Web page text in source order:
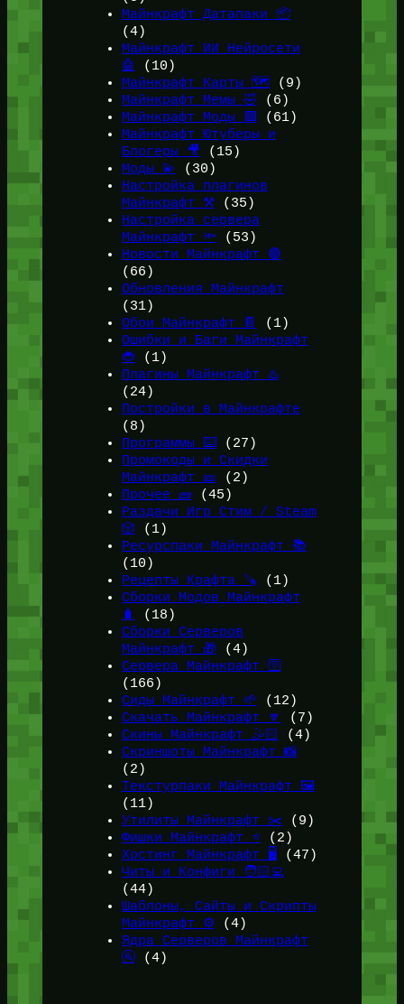
Майнкрафт Датапаки 📦
(4)
Майнкрафт ИИ Нейросети
🤖
(10)
Майнкрафт Карты 🗺️ (9)
Майнкрафт Мемы 🤣 (6)
Майнкрафт Моды 🟩
(61)
Майнкрафт Ютуберы и
Блогеры 🎥
(15)
Моды 💫
(30)
Настройка плагинов
Майнкрафт ⚒️(35)
Настройка сервера
Майнкрафт 🔦 (53)
Новости Майнкрафт 🔴
(66)
Обновления Майнкрафт
(31)
Обои Майнкрафт 📔
(1)
Ошибки и Баги Майнкрафт
🐞(1)
Плагины Майнкрафт ♨️
(24)
Постройки в Майнкрафте
(8)
Программы ⌨️ (27)
Промокоды и Скидки
Майнкрафт 🎫
(2)
Прочее 🧱 (45)
Раздачи Игр Стим / Steam
🎲 (1)
Ресурспаки Майнкрафт 📚
(10)
Рецепты Крафта 🪚 (1)
Сборки Модов Майнкрафт
🧳
(18)
Сборки Серверов
Майнкрафт 🎁 (4)
Сервера Майнкрафт 🛜
(166)
Сиды Майнкрафт 🌱
(12)
Скачать Майнкрафт 🔽
(7)
Скины Майнкрафт 🤹🏻
(4)
Скриншоты Майнкрафт 📸
(2)
Текстурпаки Майнкрафт 🖼️
(11)
Утилиты Майнкрафт ✂️ (9)
Фишки Майнкрафт ⭐(2)
Хостинг Майнкрафт 🖥️ (47)
Читы и Конфиги 🧑🏻‍💻
(44)
Шаблоны, Сайты и Скрипты
Майнкрафт ⚙️ (4)
Ядра Серверов Майнкрафт
🚰(4)